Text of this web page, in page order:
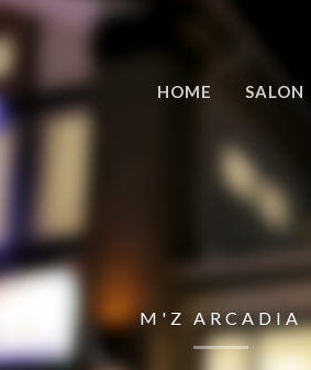
HOME SALON
M'Z ARCADIA